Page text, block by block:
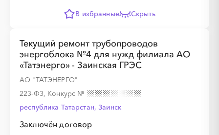
В избранные Скрыть
Текущий ремонт трубопроводов
энергоблока №4 для нужд филиала АО
«Татэнерго» - Заинская ГРЭС
АО "ТАТЭНЕРГО"
223-ФЗ, Конкурс №
республика Татарстан, Заинск
Заключён договор